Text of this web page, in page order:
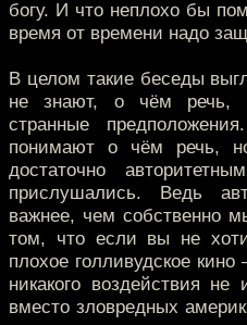
богу. И что неплохо бы
время от времени надо
В целом такие беседы
не знают, о чём речь,
странные
понимают о чём речь,
достаточно
прислушались. Ведь
важнее, чем собственно
том, что если вы не
плохое голливудское
никакого воздействия
вместо зловредных